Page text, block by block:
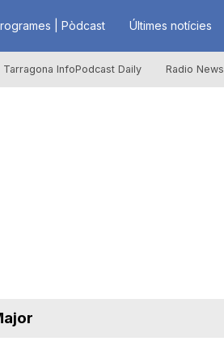
| Pòdcast Últimes notícies
Tarragona InfoPodcast Daily Radio News